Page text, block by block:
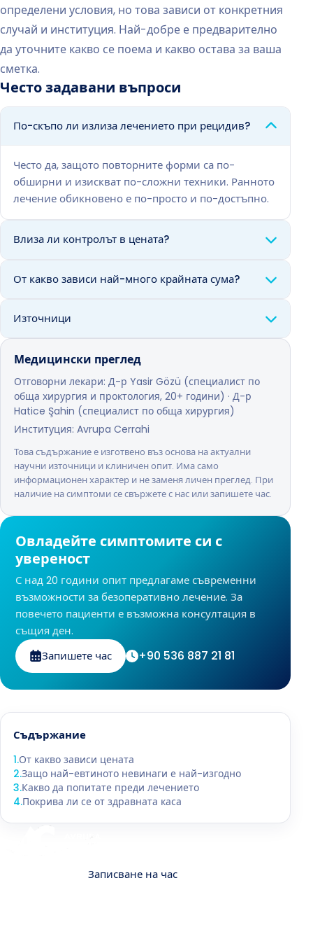
Съдържание
1.От какво зависи цената
2.Защо най-евтиното невинаги е най-изгодно
3.Какво да попитате преди лечението
4.Покрива ли се от здравната каса
определени условия, но това зависи от конкретния
случай и институция. Най-добре е предварително
да уточните какво се поема и какво остава за ваша
сметка.
Често задавани въпроси
По-скъпо ли излиза лечението при рецидив?
Често да, защото повторните форми са по-
обширни и изискват по-сложни техники. Ранното
лечение обикновено е по-просто и по-достъпно.
Влиза ли контролът в цената?
От какво зависи най-много крайната сума?
Източници
Медицински преглед
Отговорни лекари: Д-р Yasir Gözü (специалист по
обща хирургия и проктология, 20+ години) · Д-р
Hatice Şahin (специалист по обща хирургия)
Институция: Avrupa Cerrahi
Това съдържание е изготвено въз основа на актуални
научни източници и клиничен опит. Има само
информационен характер и не заменя личен преглед. При
наличие на симптоми се свържете с нас или запишете час.
Овладейте симптомите си с
увереност
С над 20 години опит предлагаме съвременни
възможности за безоперативно лечение. За
повечето пациенти е възможна консултация в
същия ден.
Запишете час
+90 536 887 21 81
Записване на час